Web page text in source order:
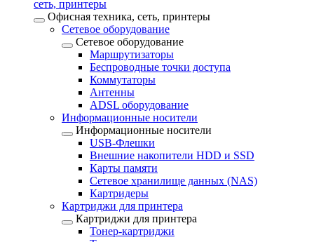
cеть, принтеры
Офисная техника, cеть, принтеры
Сетевое оборудование
Сетевое оборудование
Маршрутизаторы
Беспроводные точки доступа
Коммутаторы
Антенны
ADSL оборудование
Информационные носители
Информационные носители
USB-Флешки
Внешние накопители HDD и SSD
Карты памяти
Сетевое хранилище данных (NAS)
Картридеры
Картриджи для принтера
Картриджи для принтера
Тонер-картриджи